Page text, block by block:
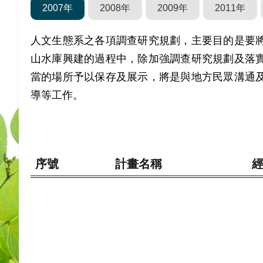
2007年 2008年 2009年 2011年
人文生態系之各項調查研究規劃，主要目的是
山水庫興建的過程中，除加強調查研究規劃及
當的場所予以保存及展示，將是與地方民眾溝通
導等工作。
序號 計畫名稱